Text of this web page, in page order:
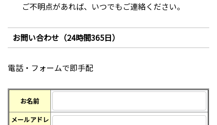
ご不明点があれば、いつでもご連絡ください。
お問い合わせ（24時間365日）
電話・フォームで即手配
お名前
メールアドレ